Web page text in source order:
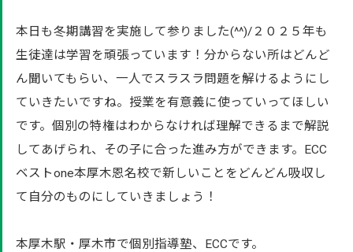
本日も冬期講習を実施して参りました(^^)/２０２５年も
生徒達は学習を頑張っています！分からない所はどんど
ん聞いてもらい、一人でスラスラ問題を解けるようにし
ていきたいですね。授業を有意義に使っていってほしい
です。個別の特権はわからなければ理解できるまで解説
してあげられ、その子に合った進み方ができます。ECC
ベストone本厚木恩名校で新しいことをどんどん吸収し
て自分のものにしていきましょう！
本厚木駅・厚木市で個別指導塾、ECCです。